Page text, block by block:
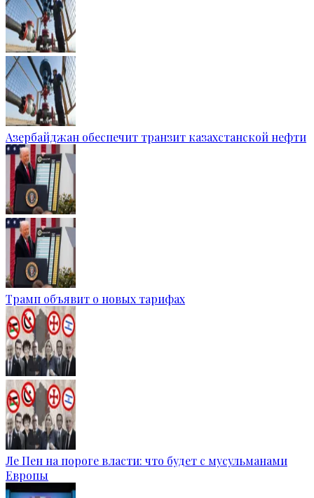
Азербайджан обеспечит транзит казахстанской нефти
Трамп объявит о новых тарифах
Ле Пен на пороге власти: что будет с мусульманами
Европы